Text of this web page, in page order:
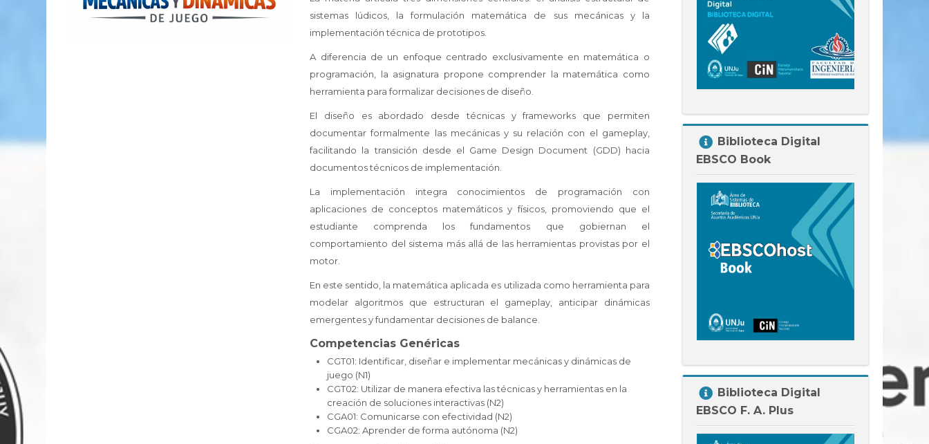
sistemas lúdicos, la formulación matemática de sus mecánicas y la
implementación técnica de prototipos.
A diferencia de un enfoque centrado exclusivamente en matemática o
programación, la asignatura propone comprender la matemática como
herramienta para formalizar decisiones de diseño.
El diseño es abordado desde técnicas y frameworks que permiten
documentar formalmente las mecánicas y su relación con el gameplay,
facilitando la transición desde el Game Design Document (GDD) hacia
documentos técnicos de implementación.
La implementación integra conocimientos de programación con
aplicaciones de conceptos matemáticos y físicos, promoviendo que el
estudiante comprenda los fundamentos que gobiernan el
comportamiento del sistema más allá de las herramientas provistas por el
motor.
En este sentido, la matemática aplicada es utilizada como herramienta para
modelar algoritmos que estructuran el gameplay, anticipar dinámicas
emergentes y fundamentar decisiones de balance.
Competencias Genéricas
CGT01: Identificar, diseñar e implementar mecánicas y dinámicas de
juego (N1)
CGT02: Utilizar de manera efectiva las técnicas y herramientas en la
creación de soluciones interactivas (N2)
CGA01: Comunicarse con efectividad (N2)
CGA02: Aprender de forma autónoma (N2)
Biblioteca
Digital
EBSCO
Biblioteca Digital
EBSCO Book
Biblioteca
Digital
EBSCO
Biblioteca Digital
EBSCO F. A. Plus